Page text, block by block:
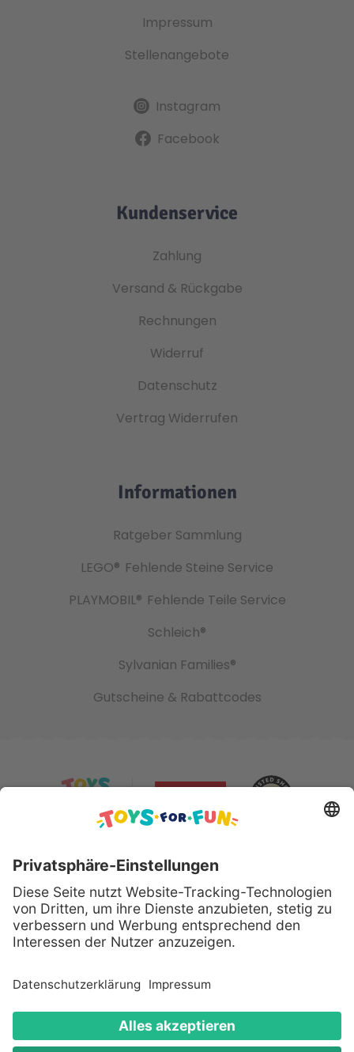
Impressum
Stellenangebote
Instagram
Facebook
Kundenservice
Zahlung
Versand & Rückgabe
Rechnungen
Widerruf
Datenschutz
Vertrag Widerrufen
Informationen
Ratgeber Sammlung
LEGO® Fehlende Steine Service
PLAYMOBIL® Fehlende Teile Service
Schleich®
Sylvanian Families®
Gutscheine & Rabattcodes
Sicher bezahlen mit:
Alle genannten Produkte und Logos sind eingetragene
Warenzeichen der jeweiligen Hersteller.
Copyright © 2008 - 2026 Toys for Fun GmbH - Alle